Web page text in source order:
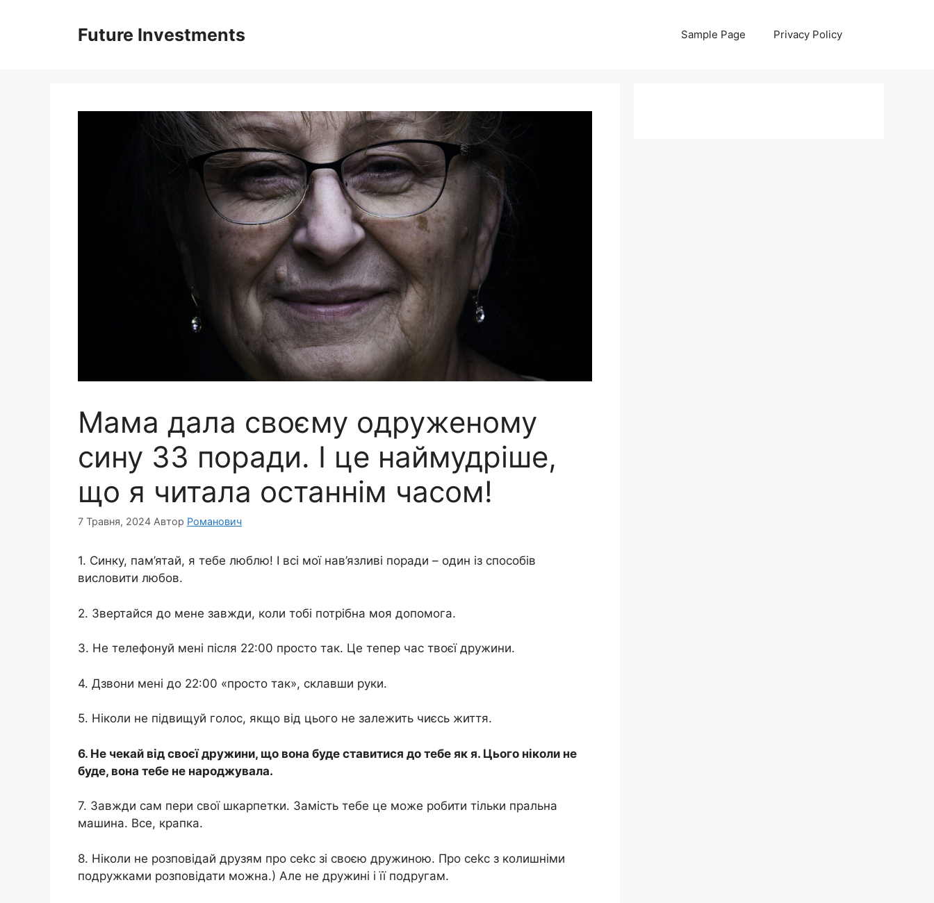
Future Investments Sample Page Privacy Policy
Мама дала своєму одруженому
сину 33 поради. І це наймудріше,
що я читала останнім часом!
7 Травня, 2024 Автор Романович
1. Синку, пам’ятай, я тебе люблю! І всі мої нав’язливі поради – один із способів
висловити любов.
2. Звертайся до мене завжди, коли тобі потрібна моя допомога.
3. Не телефонуй мені після 22:00 просто так. Це тепер час твоєї дружини.
4. Дзвони мені до 22:00 «просто так», склавши руки.
5. Ніколи не підвищуй голос, якщо від цього не залежить чиєсь життя.
6. Не чекай від своєї дружини, що вона буде ставитися до тебе як я. Цього ніколи не
буде, вона тебе не народжувала.
7. Завжди сам пери свої шкарпетки. Замість тебе це може робити тільки пральна
машина. Все, крапка.
8. Ніколи не розповідай друзям про сеkс зі своєю дружиною. Про сеkс з колишніми
подружками розповідати можна.) Але не дружині і її подругам.